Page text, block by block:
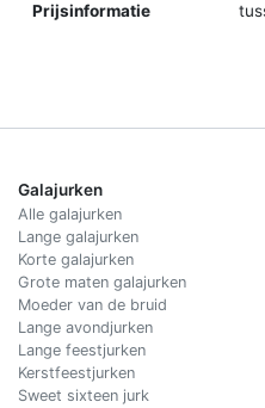
Prijsinformatie
Galajurken
Alle galajurken
Lange galajurken
Korte galajurken
Grote maten galajurken
Moeder van de bruid
Lange avondjurken
Lange feestjurken
Kerstfeestjurken
Sweet sixteen jurk